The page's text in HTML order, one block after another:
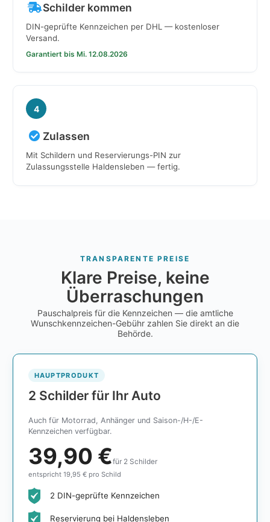
Schilder kommen
DIN-geprüfte Kennzeichen per DHL — kostenloser
Versand.
Garantiert bis Mi. 12.08.2026
4
Zulassen
Mit Schildern und Reservierungs-PIN zur
Zulassungsstelle Haldensleben — fertig.
TRANSPARENTE PREISE
Klare Preise, keine
Überraschungen
Pauschalpreis für die Kennzeichen — die amtliche
Wunschkennzeichen-Gebühr zahlen Sie direkt an die
Behörde.
HAUPTPRODUKT
2 Schilder für Ihr Auto
Auch für Motorrad, Anhänger und Saison-/H-/E-
Kennzeichen verfügbar.
39,90 €für 2 Schilder
entspricht 19,95 € pro Schild
2 DIN-geprüfte Kennzeichen
Reservierung bei Haldensleben